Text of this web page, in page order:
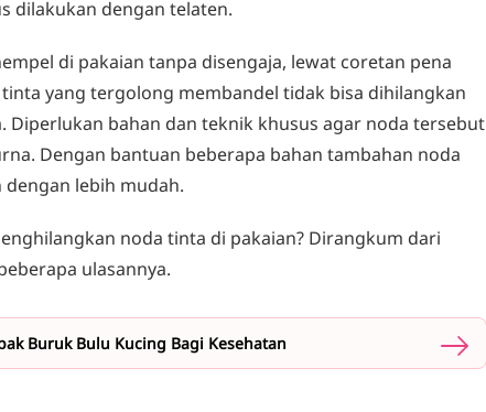
dilakukan dengan telaten.
di pakaian tanpa disengaja, lewat coretan pena
yang tergolong membandel tidak bisa dihilangkan
Diperlukan bahan dan teknik khusus agar noda tersebut
Dengan bantuan beberapa bahan tambahan noda
lebih mudah.
noda tinta di pakaian? Dirangkum dari
ulasannya.
Buruk Bulu Kucing Bagi Kesehatan